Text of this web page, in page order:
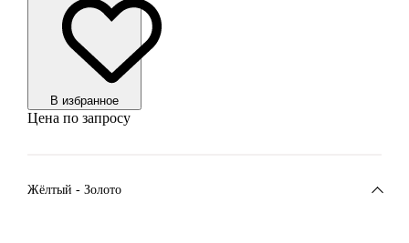
В избранноe
Цена по запросу
Жёлтый - Золото